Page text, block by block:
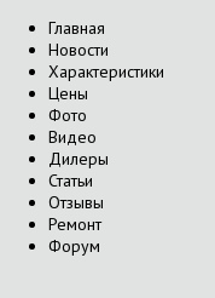
Главная
Новости
Характеристики
Цены
Фото
Видео
Дилеры
Статьи
Отзывы
Ремонт
Форум